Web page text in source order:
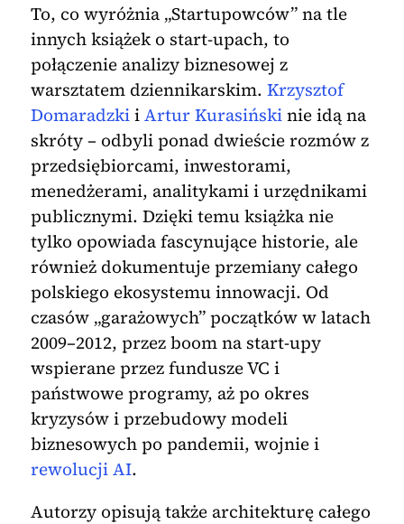
To, co wyróżnia „Startupowców” na tle
innych książek o start-upach, to
połączenie analizy biznesowej z
warsztatem dziennikarskim. Krzysztof
DomaradzkiiArtur Kurasińskinie idą na
skróty – odbyli ponad dwieście rozmów z
przedsiębiorcami, inwestorami,
menedżerami, analitykami i urzędnikami
publicznymi. Dzięki temu książka nie
tylko opowiada fascynujące historie, ale
również dokumentuje przemiany całego
polskiego ekosystemu innowacji. Od
czasów „garażowych” początków w latach
2009–2012, przez boom na start-upy
wspierane przez fundusze VC i
państwowe programy, aż po okres
kryzysów i przebudowy modeli
biznesowych po pandemii, wojnie i
rewolucji AI.
Autorzy opisują także architekturę całego